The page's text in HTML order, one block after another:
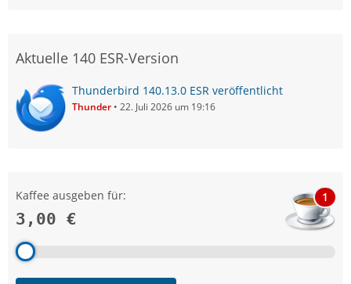
Aktuelle 140 ESR-Version
Thunderbird 140.13.0 ESR veröffentlicht
Thunder 22. Juli 2026 um 19:16
Kaffee ausgeben für:
3,00 €
1